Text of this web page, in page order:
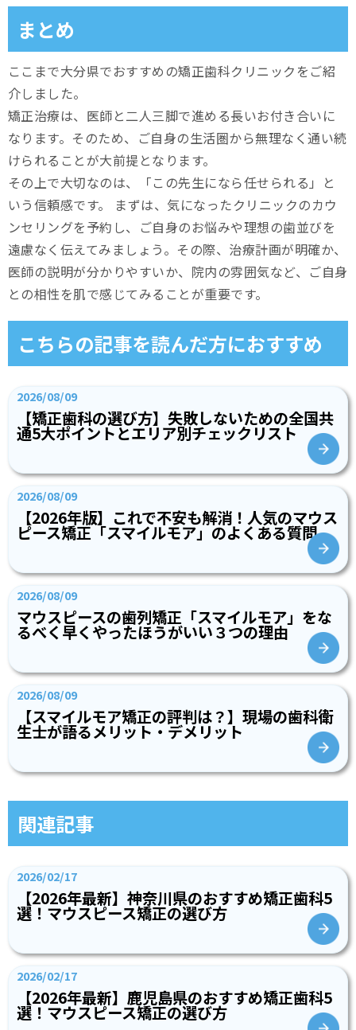
まとめ
ここまで大分県でおすすめの矯正歯科クリニックをご紹
介しました。
矯正治療は、医師と二人三脚で進める長いお付き合いに
なります。そのため、ご自身の生活圏から無理なく通い続
けられることが大前提となります。
その上で大切なのは、「この先生になら任せられる」と
いう信頼感です。 まずは、気になったクリニックのカウ
ンセリングを予約し、ご自身のお悩みや理想の歯並びを
遠慮なく伝えてみましょう。その際、治療計画が明確か、
医師の説明が分かりやすいか、院内の雰囲気など、ご自身
との相性を肌で感じてみることが重要です。
こちらの記事を読んだ方におすすめ
2026/08/09
【矯正歯科の選び方】失敗しないための全国共
通5大ポイントとエリア別チェックリスト
2026/08/09
【2026年版】これで不安も解消！人気のマウス
ピース矯正「スマイルモア」のよくある質問
2026/08/09
マウスピースの歯列矯正「スマイルモア」をな
るべく早くやったほうがいい３つの理由
2026/08/09
【スマイルモア矯正の評判は？】現場の歯科衛
生士が語るメリット・デメリット
関連記事
2026/02/17
【2026年最新】神奈川県のおすすめ矯正歯科5
選！マウスピース矯正の選び方
2026/02/17
【2026年最新】鹿児島県のおすすめ矯正歯科5
選！マウスピース矯正の選び方